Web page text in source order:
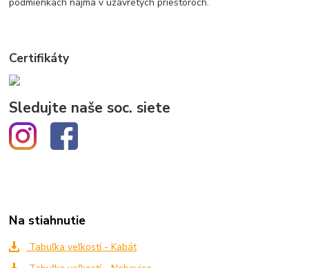
Certifikáty
Sledujte naše soc. siete
Na stiahnutie
Tabuľka veľkostí - Kabát